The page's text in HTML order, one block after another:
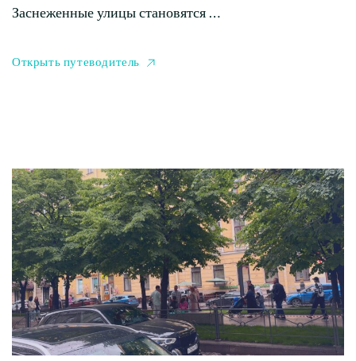
Заснеженные улицы становятся …
Открыть путеводитель